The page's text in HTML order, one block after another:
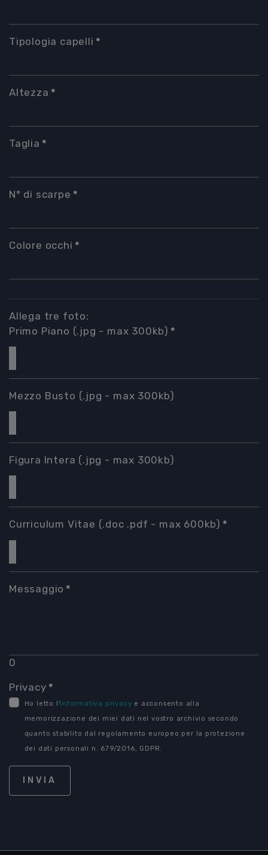
Tipologia capelli *
Altezza *
Taglia *
N° di scarpe *
Colore occhi *
Allega tre foto:
Primo Piano (.jpg - max 300kb) *
Mezzo Busto (.jpg - max 300kb)
Figura Intera (.jpg - max 300kb)
Curriculum Vitae (.doc .pdf - max 600kb) *
Messaggio *
0
Privacy *
Ho letto l'informativa privacy e acconsento alla
memorizzazione dei miei dati nel vostro archivio secondo
quanto stabilito dal regolamento europeo per la protezione
dei dati personali n. 679/2016, GDPR.
INVIA